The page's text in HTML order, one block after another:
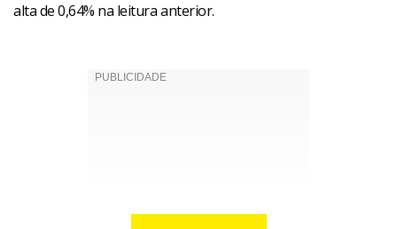
alta de 0,64% na leitura anterior.